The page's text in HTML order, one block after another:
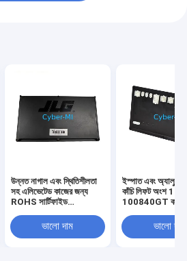
উন্নত নাগাল এবং স্থিতিশীলতা
সহ এলিভেটেড কাজের জন্য
ROHS সার্টিফাইড
সরঞ্জাম যন্ত্রাংশভালো দাম
ইস্পাত এবং
কাঁচি লিফট অংশ
100840GT
ভালো দাম